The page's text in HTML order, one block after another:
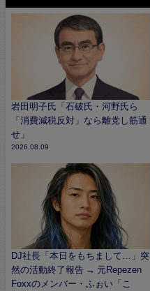
岩田明子氏「石破氏・河野氏ら
「消費減税反対」なら離党し筋通
せ」
2026.08.09
DJ社長「本日をもちまして…」突
然の活動終了報告 → 元Repezen
Foxxのメンバー・ふぉい「こ